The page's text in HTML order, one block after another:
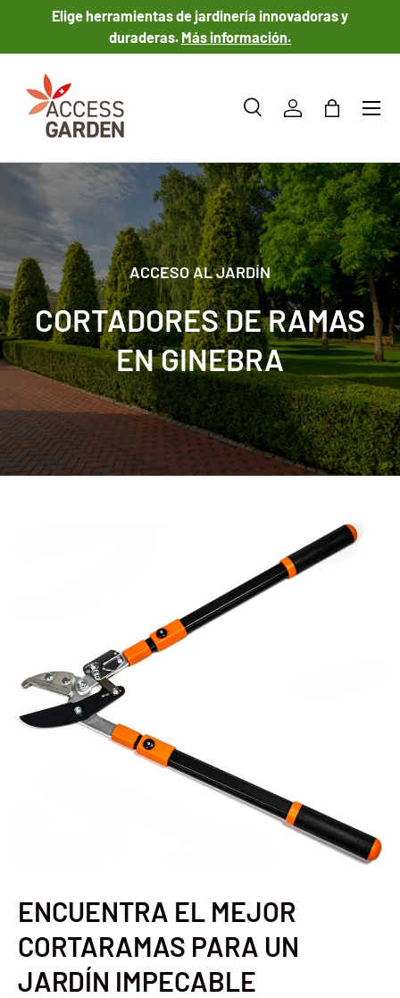
IR AL CONTENIDO
Elige herramientas de jardinería innovadoras y
duraderas. Más información.
Buscar
Tipo de producto
BuscarIniciar sesión
Bolsa
Menú
ACCESO AL JARDÍN
CORTADORES DE RAMAS
EN GINEBRA
ENCUENTRA EL MEJOR
CORTARAMAS PARA UN
JARDÍN IMPECABLE